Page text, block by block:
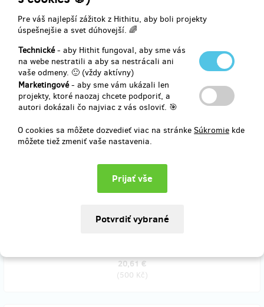
Pre váš najlepší zážitok z Hithitu, aby boli projekty
úspešnejšie a svet dúhovejší. 🌈
Technické- aby Hithit fungoval, aby sme vás
na webe nestratili a aby sa nestrácali ani
vaše odmeny. 🙂 (vždy aktívny)
Marketingové- aby sme vám ukázali len
projekty, ktoré naozaj chcete podporiť, a
autori dokázali čo najviac z vás osloviť. 🎯
O cookies sa môžete dozvedieť viac na stránke Súkromie kde
môžete tiež zmeniť vaše nastavenia.
16,48 €
(400 Kč
Zelená, modrá a Warrenův woucher (osobní
odběr)
Koupili jste si červenou jedničku, ale pak jste na Warrena
TŘINÁCTINY. A woucher na slevu 35 procent u nás můžete využít
třeba na nákup nějaké kompletní série! (Knihy si vyzvednete v
20,61 €
(500 Kč)